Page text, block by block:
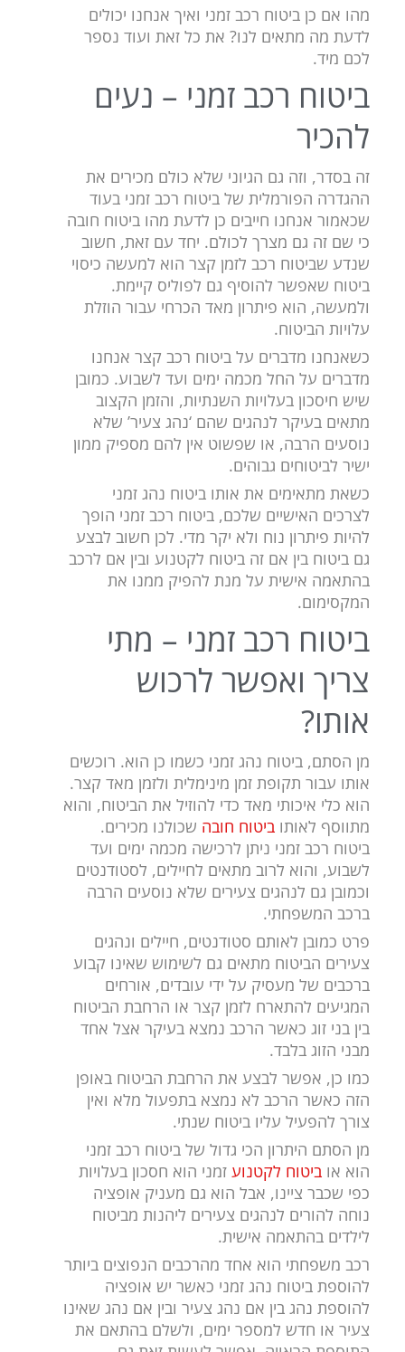
מהו אם כן ביטוח רכב זמני ואיך אנחנו יכולים
לדעת מה מתאים לנו? את כל זאת ועוד נספר
לכם מיד.
ביטוח רכב זמני – נעים
להכיר
זה בסדר, וזה גם הגיוני שלא כולם מכירים את
ההגדרה הפורמלית של ביטוח רכב זמני בעוד
שכאמור אנחנו חייבים כן לדעת מהו ביטוח חובה
כי שם זה גם מצרך לכולם. יחד עם זאת, חשוב
שנדע שביטוח רכב לזמן קצר הוא למעשה כיסוי
ביטוח שאפשר להוסיף גם לפוליס קיימת.
ולמעשה, הוא פיתרון מאד הכרחי עבור הוזלת
עלויות הביטוח.
כשאנחנו מדברים על ביטוח רכב קצר אנחנו
מדברים על החל מכמה ימים ועד לשבוע. כמובן
שיש חיסכון בעלויות השנתיות, והזמן הקצוב
מתאים בעיקר לנהגים שהם ‘נהג צעיר’ שלא
נוסעים הרבה, או שפשוט אין להם מספיק ממון
ישיר לביטוחים גבוהים.
כשאת מתאימים את אותו ביטוח נהג זמני
לצרכים האישיים שלכם, ביטוח רכב זמני הופך
להיות פיתרון נוח ולא יקר מדי. לכן חשוב לבצע
גם ביטוח בין אם זה ביטוח לקטנוע ובין אם לרכב
בהתאמה אישית על מנת להפיק ממנו את
המקסימום.
ביטוח רכב זמני – מתי
צריך ואפשר לרכוש
אותו?
מן הסתם, ביטוח נהג זמני כשמו כן הוא. רוכשים
אותו עבור תקופת זמן מינימלית ולזמן מאד קצר.
הוא כלי איכותי מאד כדי להוזיל את הביטוח, והוא
מתווסף לאותו ביטוח חובה שכולנו מכירים.
ביטוח רכב זמני ניתן לרכישה מכמה ימים ועד
לשבוע, והוא לרוב מתאים לחיילים, לסטודנטים
וכמובן גם לנהגים צעירים שלא נוסעים הרבה
ברכב המשפחתי.
פרט כמובן לאותם סטודנטים, חיילים ונהגים
צעירים הביטוח מתאים גם לשימוש שאינו קבוע
ברכבים של מעסיק על ידי עובדים, אורחים
המגיעים להתארח לזמן קצר או הרחבת הביטוח
בין בני זוג כאשר הרכב נמצא בעיקר אצל אחד
מבני הזוג בלבד.
כמו כן, אפשר לבצע את הרחבת הביטוח באופן
הזה כאשר הרכב לא נמצא בתפעול מלא ואין
צורך להפעיל עליו ביטוח שנתי.
מן הסתם היתרון הכי גדול של ביטוח רכב זמני
הוא או ביטוח לקטנועזמני הוא חסכון בעלויות
כפי שכבר ציינו, אבל הוא גם מעניק אופציה
נוחה להורים לנהגים צעירים ליהנות מביטוח
לילדים בהתאמה אישית.
רכב משפחתי הוא אחד מהרכבים הנפוצים ביותר
להוספת ביטוח נהג זמני כאשר יש אופציה
להוספת נהג בין אם נהג צעיר ובין אם נהג שאינו
צעיר או חדש למספר ימים, ולשלם בהתאם את